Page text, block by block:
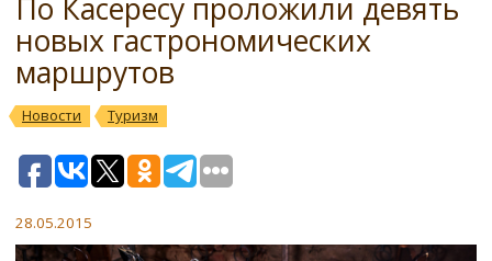
По Касересу проложили девять
новых гастрономических
маршрутов
Новости Туризм
28.05.2015